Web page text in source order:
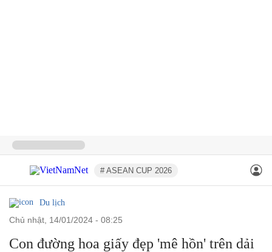
# ASEAN CUP 2026
Du lịch
chủ nhật, 14/01/2024 - 08:25
Con đường hoa giấy đẹp 'mê hồn' trên dải